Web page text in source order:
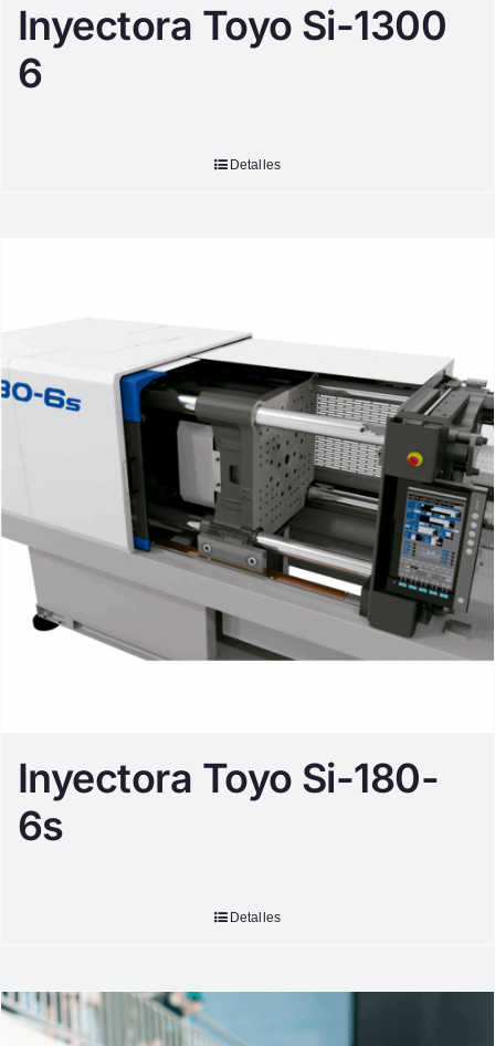
Inyectora Toyo Si-1300
6
Detalles
Inyectora Toyo Si-180-
6s
Detalles